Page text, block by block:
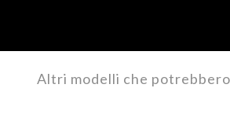
Altri modelli che